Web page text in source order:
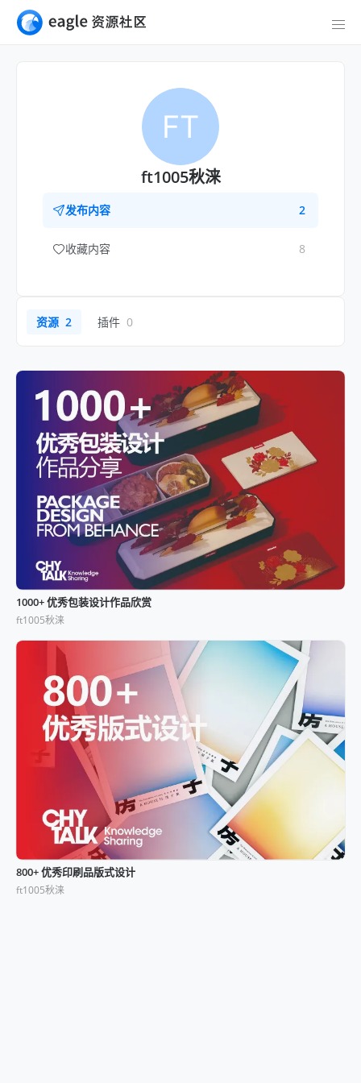
FT
ft1005秋涞
发布内容 2
收藏内容 8
资源 2 插件 0
1000+ 优秀包装设计作品欣赏
ft1005秋涞
800+ 优秀印刷品版式设计
ft1005秋涞